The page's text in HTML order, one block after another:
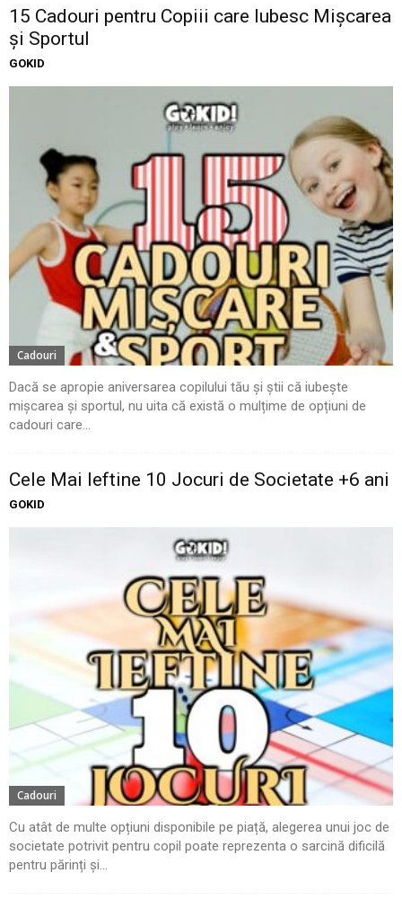
15 Cadouri pentru Copiii care Iubesc Mișcarea
și Sportul
GOKID
Cadouri
Dacă se apropie aniversarea copilului tău și știi că iubește
mișcarea și sportul, nu uita că există o mulțime de opțiuni de
cadouri care...
Cele Mai Ieftine 10 Jocuri de Societate +6 ani
GOKID
Cadouri
Cu atât de multe opțiuni disponibile pe piață, alegerea unui joc de
societate potrivit pentru copil poate reprezenta o sarcină dificilă
pentru părinți și...